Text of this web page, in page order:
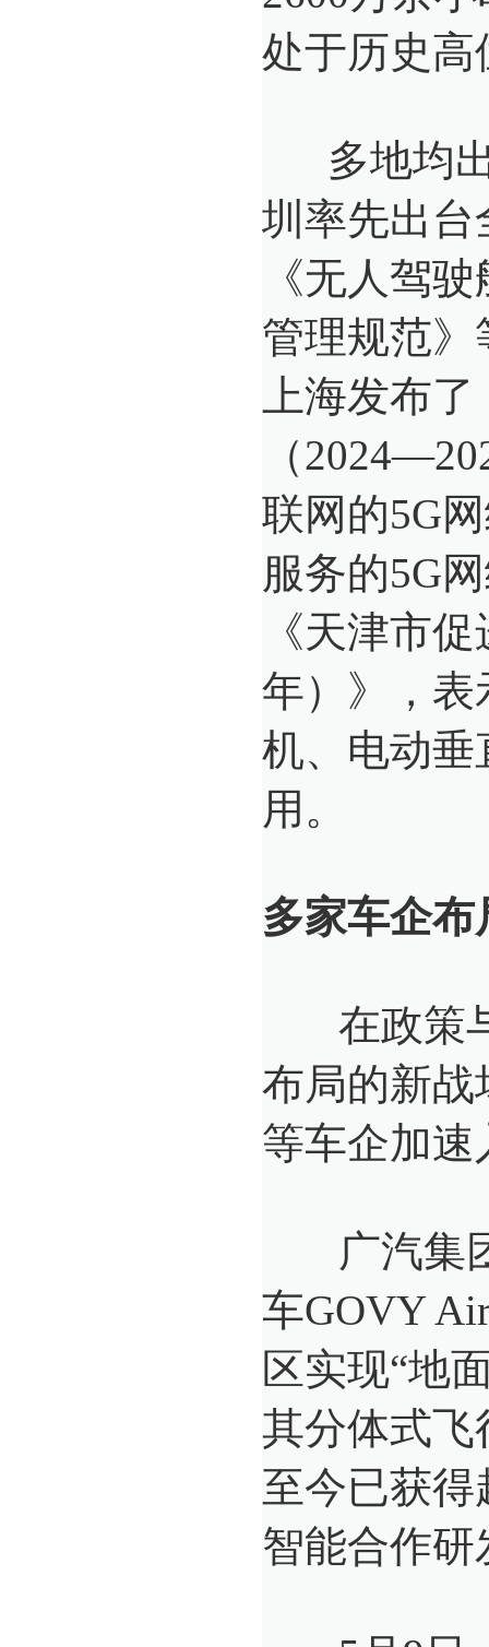
处于历史高
多地均出
圳率先出台
《无人驾
管理规范
上海发布
（
联网的5G
服务的5G
《天津市
年）》，表
机、电动垂
用。
多家车企
在政策与
布局的新战
等车企加速
广汽集团
车GOVY
区实现“地
其分体式飞
至今已获得
智能合作